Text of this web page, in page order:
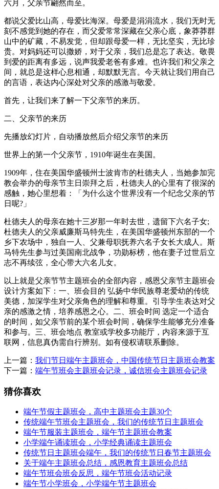
六月，父亲节翩然而至。
都说父爱比山高，母爱比海深。母爱是涓涓流水，我们无时无
刻不感觉到她的存在，而父爱常常深藏在父亲心底，象莽莽群
山中的矿藏，不易发觉，但却跟母爱一样，无比坚实，无比珍
贵。对妈妈还可以撒娇，对于父亲，我们总是忘了表达。敬畏
到爱的距离有多远，说声我爱老爸有多难。也许我们和父亲之
间，就总是这样心息相通，却默默无言。今天就让我们用自己
的言语，表达内心深处对父亲的感激与敬爱。
首先，让我们来了解一下父亲节的来历。
二、父亲节的来历
先播放幻灯片，自动播放然后介绍父亲节的来历
世界上的第一个父亲节，1910年诞生在美国。
1909年，住在美国华盛顿州士波肯市的杜德夫人，当她参加完
教会举办的母亲节主日崇拜之后，杜德夫人的心里有了很深的
感触，她心里想着：「为什么这个世界没有一个纪念父亲的节
日呢?」
杜德夫人的母亲在她十三岁那一年时去世，遗留下六名子女;
杜德夫人的父亲威廉斯马特先生，在美国华盛顿州东部的一个
乡下农场中，独自一人、父兼母职抚养六名子女长大成人。斯
马特先生参与过美国南北战争，功勋标榜，他在妻子过世后立
志不再续弦，全心带大六名儿女。
以上就是父亲节节主题班会的全部内容，感恩父亲节主题班会
设计方案如下：一、班会目的 弘扬中华民族尊老爱幼的传统
美德，加深学生对父亲角色的理解和尊重。引导学生表达对父
亲的感激之情，培养感恩之心。二、班会时间 选定一个适合
的时间，如父亲节前的某个班会时间，确保学生能够充分准备
和参与。三、班会地点 教室或学校多功能厅，内容来源于互
联网，信息真伪需自行辨别。如有侵权请联系删除。
上一篇： 我们节日端午主题班会，中国传统节日主题班会教案
下一篇： 端午节班会主题班会记录，诚信班会主题班会记录
猜你喜欢
端午节假主题班会，高中主题班会主题30个
传统端午节班会主题班会，我们的传统节日主题班会
端午节服装主题班会，端午节主题班会教案
小学端午诵读班会，小学经典诵读主题班会
传统节日主题班会端午，我们的传统节日春节主题班会
关于端午主题班会总结，感恩教育主题班会总结
端午节班会班会反思，端午节班会活动记录
端午节小学班会，小学端午节主题班会